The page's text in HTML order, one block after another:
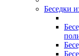
Беседки